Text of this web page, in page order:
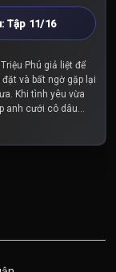
Tập 11/16
Phú giả liệt để
và bất ngờ gặp lại
Khi tình yêu vừa
anh cưới cô dâu